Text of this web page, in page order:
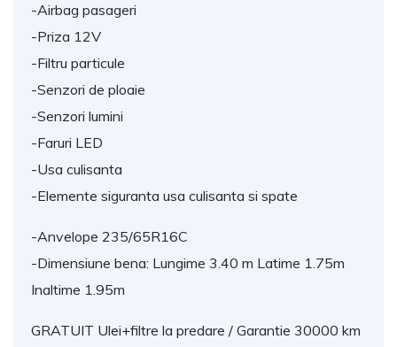
-Airbag pasageri
-Priza 12V
-Filtru particule
-Senzori de ploaie
-Senzori lumini
-Faruri LED
-Usa culisanta
-Elemente siguranta usa culisanta si spate
-Anvelope 235/65R16C
-Dimensiune bena: Lungime 3.40 m Latime 1.75m
Inaltime 1.95m
GRATUIT Ulei+filtre la predare / Garantie 30000 km